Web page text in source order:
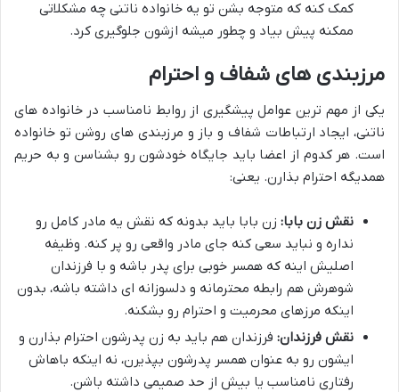
کمک کنه که متوجه بشن تو یه خانواده ناتنی چه مشکلاتی
ممکنه پیش بیاد و چطور میشه ازشون جلوگیری کرد.
مرزبندی های شفاف و احترام
یکی از مهم ترین عوامل پیشگیری از روابط نامناسب در خانواده های
ناتنی، ایجاد ارتباطات شفاف و باز و مرزبندی های روشن تو خانواده
است. هر کدوم از اعضا باید جایگاه خودشون رو بشناسن و به حریم
همدیگه احترام بذارن. یعنی:
نقش زن بابا: زن بابا باید بدونه که نقش یه مادر کامل رو
نداره و نباید سعی کنه جای مادر واقعی رو پر کنه. وظیفه
اصلیش اینه که همسر خوبی برای پدر باشه و با فرزندان
شوهرش هم رابطه محترمانه و دلسوزانه ای داشته باشه، بدون
اینکه مرزهای محرمیت و احترام رو بشکنه.
نقش فرزندان: فرزندان هم باید به زن پدرشون احترام بذارن و
ایشون رو به عنوان همسر پدرشون بپذیرن، نه اینکه باهاش
رفتاری نامناسب یا بیش از حد صمیمی داشته باشن.